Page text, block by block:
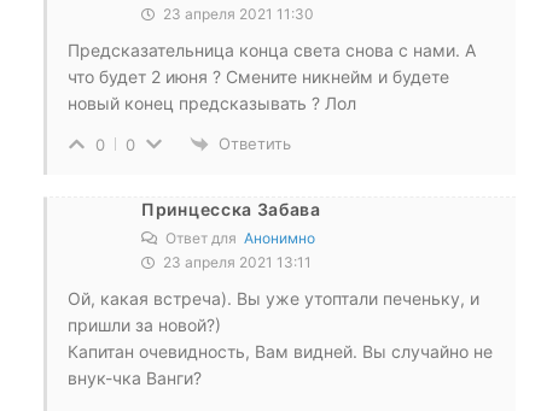
23 апреля 2021 11:30
Предсказательница конца света снова с нами. А
что будет 2 июня ? Смените никнейм и будете
новый конец предсказывать ? Лол
0 0 Ответить
Принцесска Забава
Ответ для Анонимно
23 апреля 2021 13:11
Ой, какая встреча). Вы уже утоптали печеньку, и
пришли за новой?)
Капитан очевидность, Вам видней. Вы случайно не
внук-чка Ванги?